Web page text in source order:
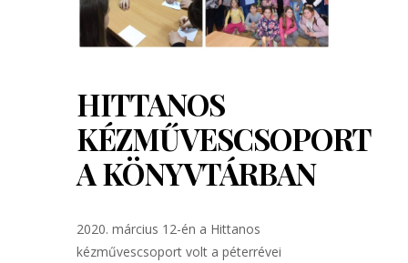
HITTANOS
KÉZMŰVESCSOPORT
A KÖNYVTÁRBAN
2020. március 12-én a Hittanos
kézművescsoport volt a péterrévei